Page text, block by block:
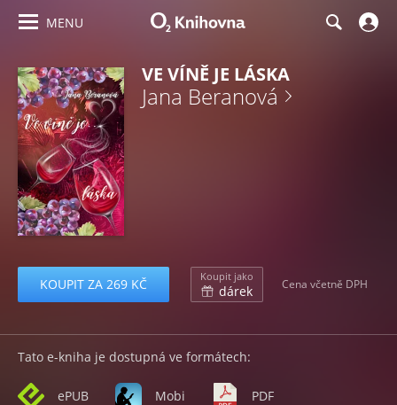
MENU
VE VÍNĚ JE LÁSKA
Jana Beranová
KOUPIT ZA 269 KČ Koupit jako
dárek Cena včetně DPH
Tato e-kniha je dostupná ve formátech:
ePUB Mobi PDF